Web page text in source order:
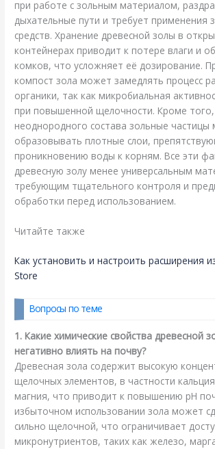
при работе с зольным материалом,
дыхательные пути и требует применения
средств. Хранение древесной золы в
контейнерах приводит к потере влаги и
комков, что усложняет её дозирование.
компост зола может замедлять процесс
органики, так как микробиальная
при повышенной щелочности. Кроме того,
неоднородного состава зольные частицы
образовывать плотные слои,
проникновению воды к корням. Все эти
древесную золу менее универсальным
требующим тщательного контроля и
обработки перед использованием.
Читайте также
Как установить и настроить расширения
Store
Вопросы по теме
1. Какие химические свойства древесной
негативно влиять на почву?
Древесная зола содержит высокую
щелочных элементов, в частности
магния, что приводит к повышению pH
избыточном использовании зола может
сильно щелочной, что ограничивает
микронутриентов, таких как железо,